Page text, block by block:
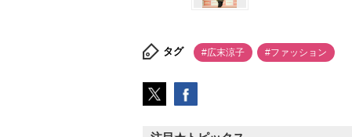
タグ #広末涼子 #ファッション